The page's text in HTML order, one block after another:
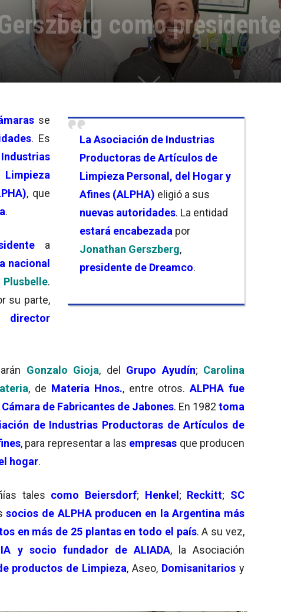
como presidente
La Asociación de Industrias
Productoras de Artículos de
Limpieza Personal, del Hogar y
Afines (ALPHA) eligió a sus
nuevas autoridades. La entidad
estará encabezada por
Jonathan Gerszberg,
presidente de Dreamco.
se
. Es
, que
.
a
nacional
Plusbelle.
su parte,
director
Gonzalo Gioja, del Grupo Ayudín; Carolina
, de Materia Hnos., entre otros.ALPHA fue
Cámara de Fabricantes de Jabones. En 1982toma
de Industrias Productoras de Artículos de
, para representar a las empresas que producen
hogar.
tales como Beiersdorf; Henkel; Reckitt; SC
socios de ALPHA producen en la Argentina más
en más de 25 plantas en todo el país. A su vez,
y socio fundador de ALIADA, la Asociación
productos de Limpieza, Aseo, Domisanitarios y